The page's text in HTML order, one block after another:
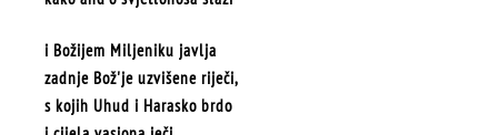
i Božijem Miljeniku javlja
zadnje Bož'je uzvišene riječi,
s kojih Uhud i Harasko brdo